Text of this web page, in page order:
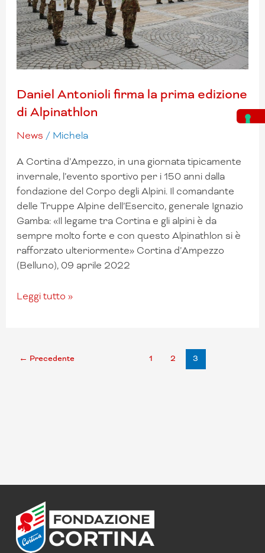
Daniel Antonioli firma la prima edizione
di Alpinathlon
News / Michela
A Cortina d’Ampezzo, in una giornata tipicamente
invernale, l’evento sportivo per i 150 anni dalla
fondazione del Corpo degli Alpini. Il comandante
delle Truppe Alpine dell’Esercito, generale Ignazio
Gamba: «Il legame tra Cortina e gli alpini è da
sempre molto forte e con questo Alpinathlon si è
rafforzato ulteriormente» Cortina d’Ampezzo
(Belluno), 09 aprile 2022
di
Alpinathlon
Leggi tutto »
← Precedente 1 2 3